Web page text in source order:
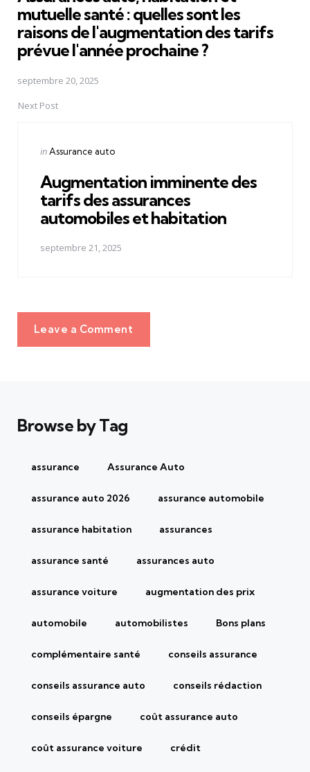
mutuelle santé : quelles sont les
raisons de l'augmentation des tarifs
prévue l'année prochaine ?
septembre 20, 2025
Next Post
Posted
inAssurance auto
Augmentation imminente des
tarifs des assurances
automobiles et habitation
septembre 21, 2025
Leave a Comment
Browse by Tag
assurance Assurance Auto
assurance auto 2026 assurance automobile
assurance habitation assurances
assurance santé assurances auto
assurance voiture augmentation des prix
automobile automobilistes Bons plans
complémentaire santé conseils assurance
conseils assurance auto conseils rédaction
conseils épargne coût assurance auto
coût assurance voiture crédit